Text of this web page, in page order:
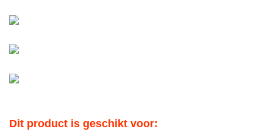
Dit product is geschikt voor: